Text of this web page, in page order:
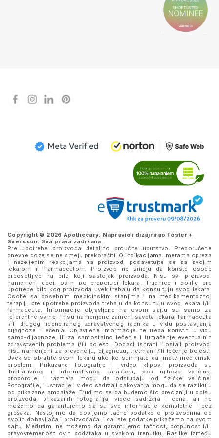
Copyright © 2026 Apothecary. Napravio i dizajnirao Foster +
Svensson. Sva prava zadržana.
Pre upotrebe proizvoda detaljno proučite uputstvo. Preporučene
dnevne doze se ne smeju prekoračiti. O indikacijama, merama opreza
i neželjenim reakcijama na proizvod, posavetujte se sa svojim
lekarom ili farmaceutom. Proizvod ne smeju da koriste osobe
preosetljive na bilo koji sastojak proizvoda. Nisu svi proizvodi
namenjeni deci, osim po preporuci lekara. Trudnice i dojilje pre
upotrebe bilo kog proizvoda uvek trebaju da konsultuju svog lekara.
Osobe sa posebnim medicinskim stanjima i na medikamentoznoj
terapiji, pre upotrebe proizvoda trebaju da konsultuju svog lekara i/ili
farmaceuta. Informacije objavljene na ovom sajtu su samo za
referentne svrhe i nisu namenjene zameni saveta lekara, farmaceuta
i/ili drugog licenciranog zdravstvenog radnika u vidu postavljanja
dijagnoze i lečenja. Objavljene informacije ne treba koristiti u vidu
samo-dijagnoze, ili za samostalno lečenje i tumačenje eventualnih
zdravstvenih problema i/ili bolesti. Dodaci ishrani i ostali proizvodi
nisu namenjeni za prevenciju, dijagnozu, tretman i/ili lečenje bolesti.
Uvek se obratite svom lekaru ukoliko sumnjate da imate medicinski
problem. Prikazane fotografije i video klipovi proizvoda su
ilustrativnog i informativnog karaktera, dok njihova veličina,
proporcije i razmera mogu da odstupaju od fizičke veličine.
Fotografije, ilustracije i video sadržaji pakovanja mogu da se razlikuju
od prikazane ambalaže. Trudimo se da budemo što precizniji u opisu
proizvoda, prikazanih fotografija, video sadržaja i cena, ali ne
možemo da garantujemo da su sve informacije kompletne i bez
grešaka. Nastojimo da dobijemo tačne podatke o proizvodima od
svojih dobavljača i proizvođača, i da iste podatke prikažemo na svom
sajtu. Međutim, ne možemo da garantujemo tačnost, potpunost i/ili
pravovremenost ovih podataka u svakom trenutku. Razlike između